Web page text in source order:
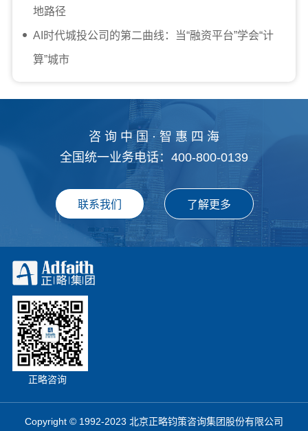
地路径
AI时代城投公司的第二曲线：当“融资平台”学会“计
算”城市
咨 询 中 国 · 智 惠 四 海
全国统一业务电话：400-800-0139
正略咨询
Copyright © 1992-2023 北京正略钧策咨询集团股份有限公司